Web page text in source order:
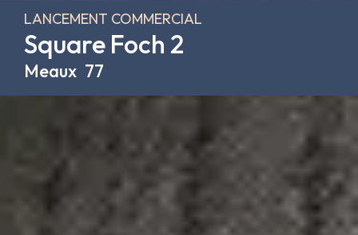
LANCEMENT COMMERCIAL
Square Foch 2
Meaux 77